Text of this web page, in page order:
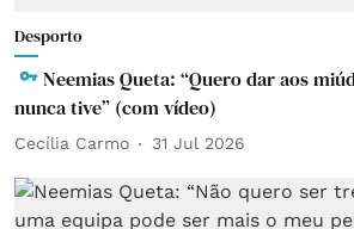
Desporto
Neemias Queta: “Quero dar aos
nunca tive” (com vídeo)
Cecília Carmo 31 Jul 2026